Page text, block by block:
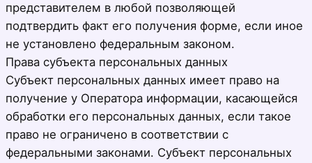
представителем в любой позволяющей
подтвердить факт его получения форме, если иное
не установлено федеральным законом.
Права субъекта персональных данных
Субъект персональных данных имеет право на
получение у Оператора информации, касающейся
обработки его персональных данных, если такое
право не ограничено в соответствии с
федеральными законами. Субъект персональных